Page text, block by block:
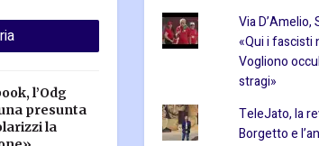
l’Odg
presunta
la
Via
«Qui i fascisti
Vogliono
stragi»
TeleJato, la
Borgetto e